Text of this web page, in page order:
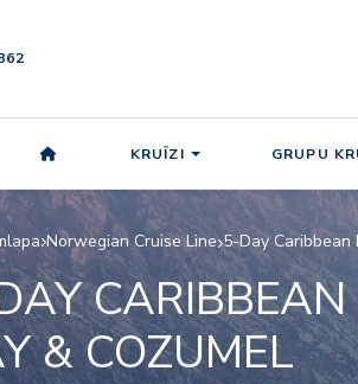
KRUĪZI GRUPU
Norwegian Cruise Line 5-Day Caribbean
CARIBBEAN
& COZUMEL